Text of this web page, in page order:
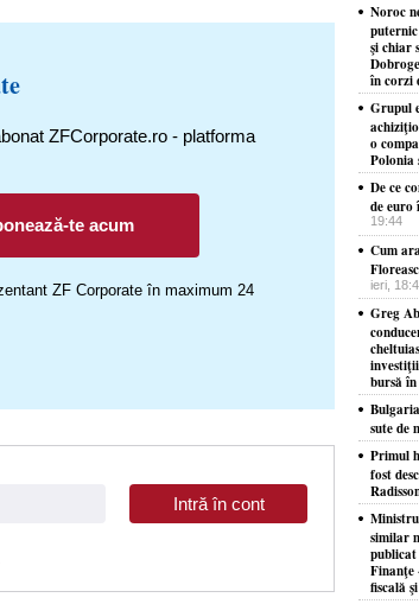
ZFCorporate.ro - platforma
te acum
ZF Corporate în maximum 24
Noroc
şi chiar
în corzi
Grupul
o
Polonia
De ce
de euro
19:44
Cum
ieri,
Greg
bursă
sute de
​Primul
fost
similar
publicat
Finanţe
fiscală